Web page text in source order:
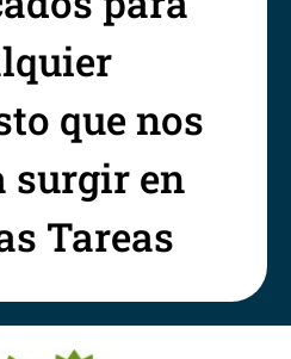
que nos
surgir en
Tareas